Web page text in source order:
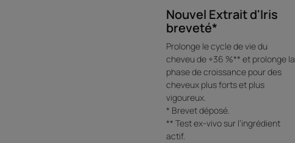
Nouvel Extrait d'Iris
breveté*
Prolonge le cycle de vie du
cheveu de +36 %** et prolonge la
phase de croissance pour des
cheveux plus forts et plus
vigoureux.
* Brevet déposé.
** Test ex-vivo sur l’ingrédient
actif.